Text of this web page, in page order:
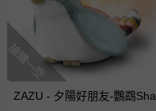
搶購一空
ZAZU - 夕陽好朋友-鸚鵡